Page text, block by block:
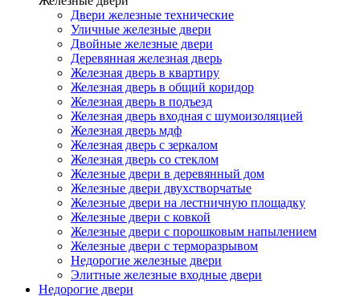
Двери железные технические
Уличные железные двери
Двойные железные двери
Деревянная железная дверь
Железная дверь в квартиру
Железная дверь в общий коридор
Железная дверь в подъезд
Железная дверь входная с шумоизоляцией
Железная дверь мдф
Железная дверь с зеркалом
Железная дверь со стеклом
Железные двери в деревянный дом
Железные двери двухстворчатые
Железные двери на лестничную площадку
Железные двери с ковкой
Железные двери с порошковым напылением
Железные двери с терморазрывом
Недорогие железные двери
Элитные железные входные двери
Недорогие двери